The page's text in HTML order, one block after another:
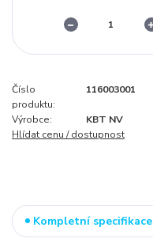
Číslo
produktu:
116003001
Výrobce:
KBT NV
Hlídat cenu / dostupnost
Kompletní specifikace